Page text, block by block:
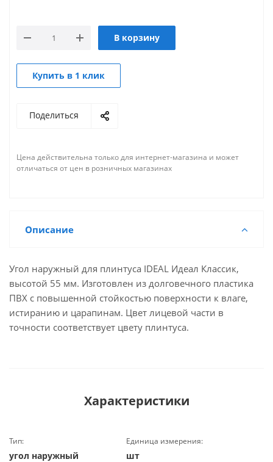
В корзину
Купить в 1 клик
Поделиться
Цена действительна только для интернет-магазина и может
отличаться от цен в розничных магазинах
Описание
Угол наружный для плинтуса IDEAL Идеал Классик,
высотой 55 мм. Изготовлен из долговечного пластика
ПВХ с повышенной стойкостью поверхности к влаге,
истиранию и царапинам. Цвет лицевой части в
точности соответствует цвету плинтуса.
Характеристики
Тип:
угол наружный
Единица измерения:
шт